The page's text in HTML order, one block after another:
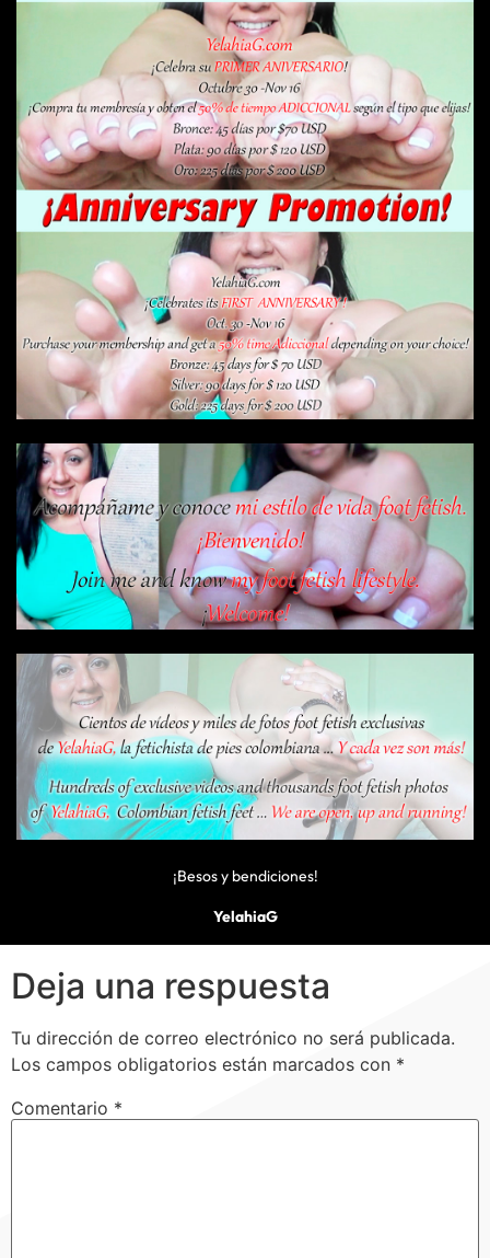
¡Besos y bendiciones!
YelahiaG
Deja una respuesta
Tu dirección de correo electrónico no será publicada.
Los campos obligatorios están marcados con *
Comentario *